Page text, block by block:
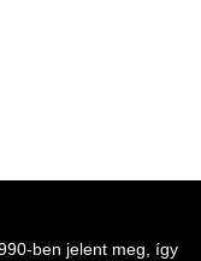
ben jelent meg, így